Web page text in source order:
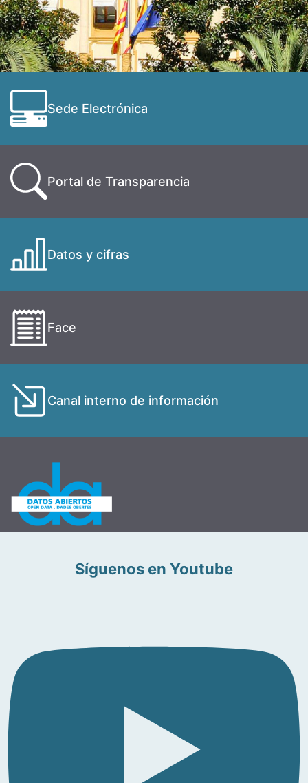
Sede Electrónica
Portal de Transparencia
Datos y cifras
Face
Canal interno de información
Síguenos en Youtube